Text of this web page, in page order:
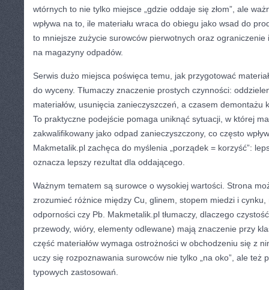
wtórnych to nie tylko miejsce „gdzie oddaje się złom”, ale
wpływa na to, ile materiału wraca do obiegu jako wsad do
to mniejsze zużycie surowców pierwotnych oraz
na magazyny odpadów.
Serwis dużo miejsca poświęca temu, jak przygotować
do wyceny. Tłumaczy znaczenie prostych czynności:
materiałów, usunięcia zanieczyszczeń, a czasem demontażu
To praktyczne podejście pomaga uniknąć sytuacji, w której
zakwalifikowany jako odpad zanieczyszczony, co często
Makmetalik.pl zachęca do myślenia „porządek = korzyść”:
oznacza lepszy rezultat dla oddającego.
Ważnym tematem są surowce o wysokiej wartości. Strona
zrozumieć różnice między Cu, glinem, stopem miedzi i
odporności czy Pb. Makmetalik.pl tłumaczy, dlaczego
przewody, wióry, elementy odlewane) mają znaczenie przy
część materiałów wymaga ostrożności w obchodzeniu się z
uczy się rozpoznawania surowców nie tylko „na oko”, ale też
typowych zastosowań.